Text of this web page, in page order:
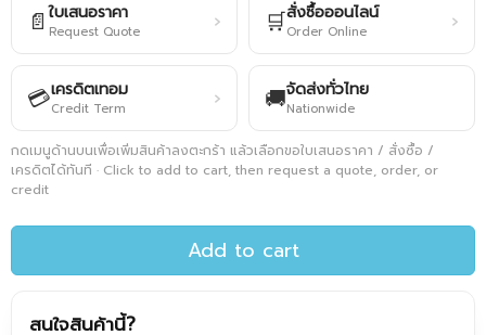
📄 ใบเสนอราคา
Request Quote › 🛒สั่งซื้อออนไลน์
Order Online ›
💳เครดิตเทอม
Credit Term › 🚚จัดส่งทั่วไทย
Nationwide
กดเมนูด้านบนเพื่อเพิ่มสินค้าลงตะกร้า แล้วเลือกขอใบเสนอราคา / สั่งซื้อ /
เครดิตได้ทันที · Click to add to cart, then request a quote, order, or
credit
Add to cart
สนใจสินค้านี้?